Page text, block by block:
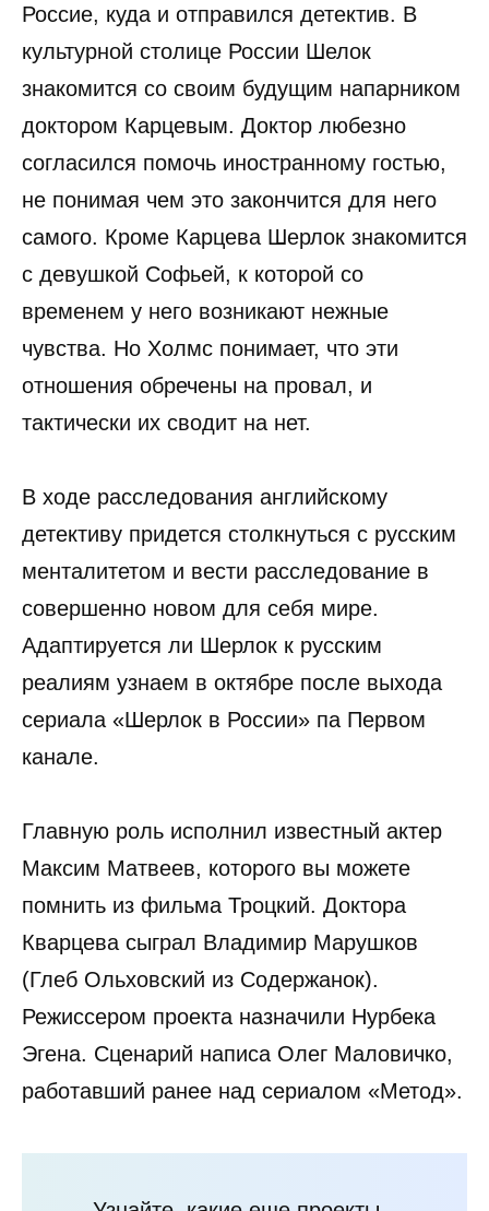
Россие, куда и отправился детектив. В
культурной столице России Шелок
знакомится со своим будущим напарником
доктором Карцевым. Доктор любезно
согласился помочь иностранному гостью,
не понимая чем это закончится для него
самого. Кроме Карцева Шерлок знакомится
с девушкой Софьей, к которой со
временем у него возникают нежные
чувства. Но Холмс понимает, что эти
отношения обречены на провал, и
тактически их сводит на нет.
В ходе расследования английскому
детективу придется столкнуться с русским
менталитетом и вести расследование в
совершенно новом для себя мире.
Адаптируется ли Шерлок к русским
реалиям узнаем в октябре после выхода
сериала «Шерлок в России» па Первом
канале.
Главную роль исполнил известный актер
Максим Матвеев, которого вы можете
помнить из фильма Троцкий. Доктора
Кварцева сыграл Владимир Марушков
(Глеб Ольховский из Содержанок).
Режиссером проекта назначили Нурбека
Эгена. Сценарий написа Олег Маловичко,
работавший ранее над сериалом «Метод».